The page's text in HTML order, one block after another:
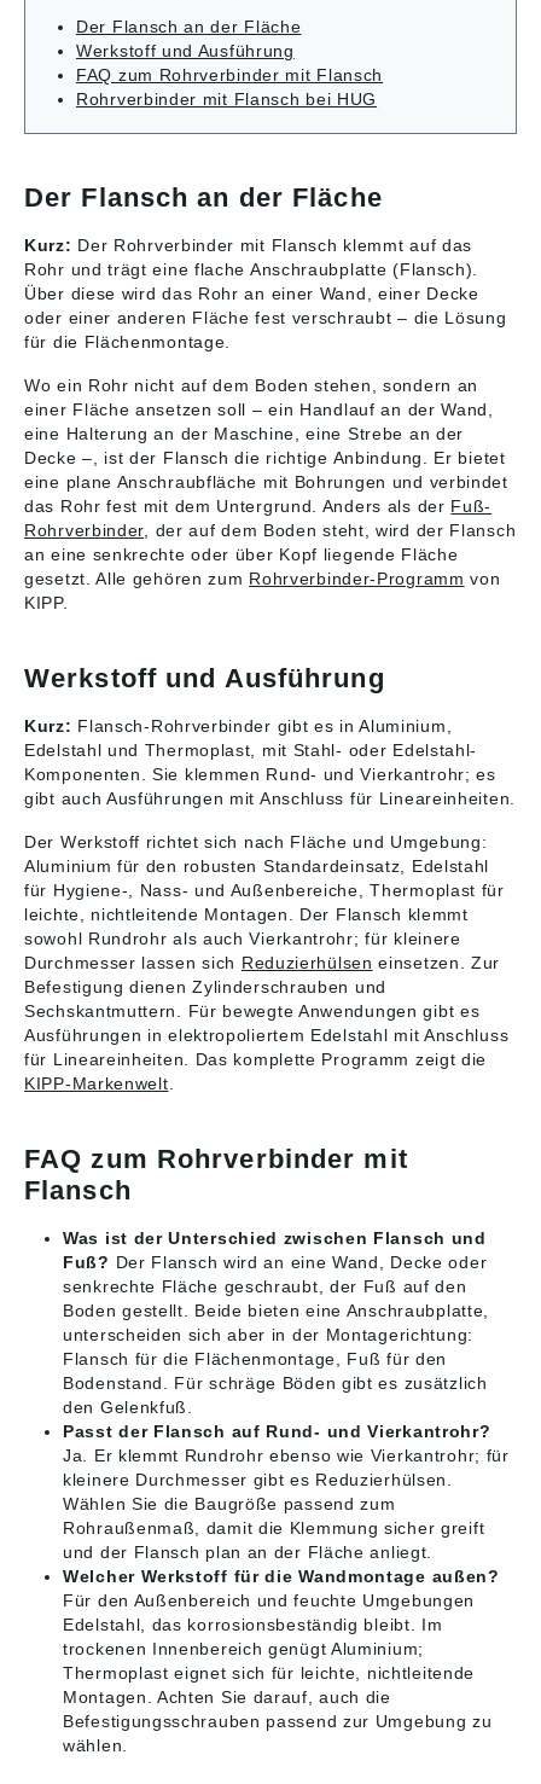
umgestellt werden, so
kann durch
Reduzierhülsen
K0492 das
Kunststoffklemmhebel
zur Befestigung.
Reduzierhülsen
K0492 - Rund- und
Vierkantrohre K0493
N: 5 M: 50 H: 40 G:
35 Gewicht ca. kg :
L: 39,5 K: 32 F: 30,5
E: 30 D: 25 C: 18 B:
5,3 Angaben gemäß
Produktsicherheitsver
ordnung ((EU)
2023/998): Heinrich
Kipp Werk GmbH &
Co.KG, Heubergstr. 2,
72172 Sulz am
Neckar, Deutschland,
E-Mail: info@kipp.com
werden, so kann
K0491 das
Entsprechende
zur Befestigung.
Zubehör: -
K0491 - Rund- und
Vierkantrohre K0493
A: 30 Gewicht ca. kg :
0,125 Angaben
ordnung ((EU)
2023/998): Heinrich
Kipp Werk GmbH &
Co.KG, Heubergstr. 2,
72172 Sulz am
Neckar, Deutschland,
E-Mail: info@kipp.com
Der Flansch an der Fläche
Werkstoff und Ausführung
FAQ zum Rohrverbinder mit Flansch
Rohrverbinder mit Flansch bei HUG
Der Flansch an der Fläche
Kurz: Der Rohrverbinder mit Flansch klemmt auf das
Rohr und trägt eine flache Anschraubplatte (Flansch).
Über diese wird das Rohr an einer Wand, einer Decke
oder einer anderen Fläche fest verschraubt – die Lösung
für die Flächenmontage.
Wo ein Rohr nicht auf dem Boden stehen, sondern an
einer Fläche ansetzen soll – ein Handlauf an der Wand,
eine Halterung an der Maschine, eine Strebe an der
Decke –, ist der Flansch die richtige Anbindung. Er bietet
eine plane Anschraubfläche mit Bohrungen und verbindet
das Rohr fest mit dem Untergrund. Anders als der Fuß-
Rohrverbinder , der auf dem Boden steht, wird der Flansch
an eine senkrechte oder über Kopf liegende Fläche
gesetzt. Alle gehören zum Rohrverbinder-Programm von
KIPP.
Werkstoff und Ausführung
Kurz: Flansch-Rohrverbinder gibt es in Aluminium,
Edelstahl und Thermoplast, mit Stahl- oder Edelstahl-
Komponenten. Sie klemmen Rund- und Vierkantrohr; es
gibt auch Ausführungen mit Anschluss für Lineareinheiten.
Der Werkstoff richtet sich nach Fläche und Umgebung:
Aluminium für den robusten Standardeinsatz, Edelstahl
für Hygiene-, Nass- und Außenbereiche, Thermoplast für
leichte, nichtleitende Montagen. Der Flansch klemmt
sowohl Rundrohr als auch Vierkantrohr; für kleinere
Durchmesser lassen sich Reduzierhülsen einsetzen. Zur
Befestigung dienen Zylinderschrauben und
Sechskantmuttern. Für bewegte Anwendungen gibt es
Ausführungen in elektropoliertem Edelstahl mit Anschluss
für Lineareinheiten. Das komplette Programm zeigt die
KIPP-Markenwelt
FAQ zum Rohrverbinder mit
Flansch
Was ist der Unterschied zwischen Flansch und
Fuß? Der Flansch wird an eine Wand, Decke oder
senkrechte Fläche geschraubt, der Fuß auf den
Boden gestellt. Beide bieten eine Anschraubplatte,
unterscheiden sich aber in der Montagerichtung:
Flansch für die Flächenmontage, Fuß für den
Bodenstand. Für schräge Böden gibt es zusätzlich
den Gelenkfuß.
Passt der Flansch auf Rund- und Vierkantrohr?
Ja. Er klemmt Rundrohr ebenso wie Vierkantrohr; für
kleinere Durchmesser gibt es Reduzierhülsen.
Wählen Sie die Baugröße passend zum
Rohraußenmaß, damit die Klemmung sicher greift
und der Flansch plan an der Fläche anliegt.
Welcher Werkstoff für die Wandmontage außen?
Für den Außenbereich und feuchte Umgebungen
Edelstahl, das korrosionsbeständig bleibt. Im
trockenen Innenbereich genügt Aluminium;
Thermoplast eignet sich für leichte, nichtleitende
Montagen. Achten Sie darauf, auch die
Befestigungsschrauben passend zur Umgebung zu
wählen.